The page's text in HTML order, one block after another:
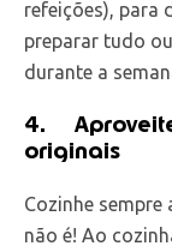
refeições), para
preparar tudo
durante a
4.
originais
Cozinhe sempre
não é! Ao